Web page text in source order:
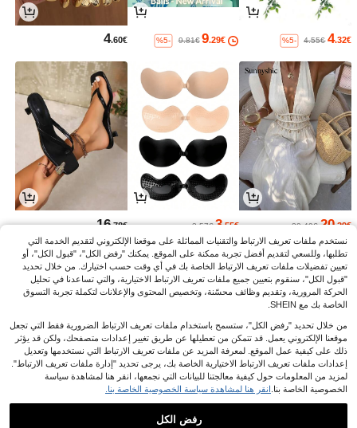
4.32€
4.55€
%5-
9.29€
9.81€
%5-
4.60€
20.29€
20.49€
3.55€
3.57€
16.78€
نستخدم ملفات تعريف الارتباط والتقنيات المماثلة على موقعنا الإلكتروني لتقديم الخدمة التي
تطلبها، وللسعي لتقديم أفضل تجربة ممكنة على الموقع. يمكنك "رفض الكل"، "قبول الكل"، أو
تعيين تفضيلات ملفات تعريف الارتباط الخاصة بك في أي وقت حسب اختيارك. من خلال تحديد
"قبول الكل"، سنقوم بتعيين جميع ملفات تعريف الارتباط الاختيارية، والتي تساعدنا في تحليل
الحركة المرورية، وتقديم وظائف محسّنة، وتخصيص المحتوى والإعلانات لتكملة تجربة التسوق
الخاصة بك مع SHEIN.
من خلال تحديد "رفض الكل"، ستسمح باستخدام ملفات تعريف الارتباط الضرورية فقط التي تجعل
موقعنا الإلكتروني يعمل. قد تتمكن من تعطيلها عن طريق تغيير إعدادات متصفحك، ولكن قد يؤثر
ذلك على كيفية عمل الموقع. لمعرفة المزيد عن ملفات تعريف الارتباط التي نستخدمها وتعديل
إعدادات ملفات تعريف الارتباط الاختيارية الخاصة بك، يرجى تحديد "إدارة ملفات تعريف الارتباط".
لمزيد من المعلومات حول كيفية معالجتنا للبيانات التي نجمعها، انقر هنا لمشاهدة سياسة
الخصوصية الخاصة بنا. انقر هنا لمشاهدة سياسة الخصوصية الخاصة بنا.
رفض الكل